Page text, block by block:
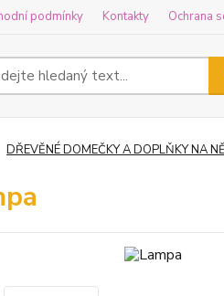
podmínky Kontakty Ochrana
DŘEVĚNÉ DOMEČKY A DOPLŇKY NA NĚ